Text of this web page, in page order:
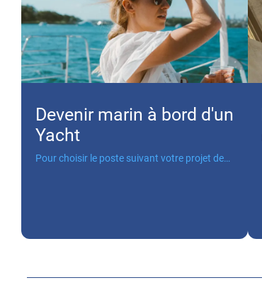
Devenir marin à bord d'un
Yacht
Pour choisir le poste suivant votre projet de